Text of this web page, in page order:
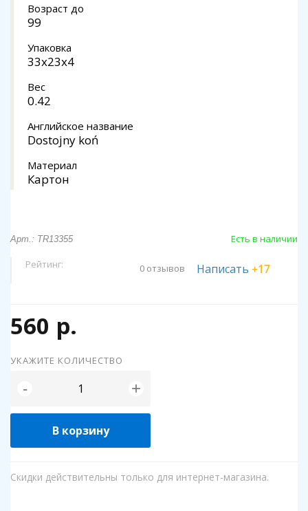
Возраст до
99
Упаковка
33x23x4
Вес
0.42
Английское название
Dostojny koń
Материал
Картон
Арт.: TR13355 Есть в наличии
Рейтинг: 0 отзывов Написать +17
560 р.
УКАЖИТЕ КОЛИЧЕСТВО
- +
В корзину
Скидки действительны только для интернет-магазина.